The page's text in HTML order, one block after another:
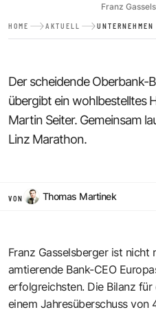
Franz
HOME AKTUELL UNTERNEHMEN
Der scheidende Oberbank-
übergibt ein wohlbestelltes
Martin Seiter. Gemeinsam
Linz Marathon.
VON Thomas Martinek
Franz Gasselsberger ist nicht
amtierende Bank-CEO
erfolgreichsten. Die Bilanz
einem Jahresüberschuss von